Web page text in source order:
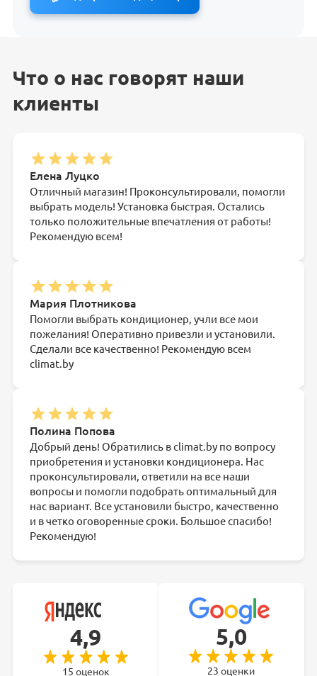
Что о нас говорят наши
клиенты
Елена Луцко
Отличный магазин! Проконсультировали, помогли
выбрать модель! Установка быстрая. Остались
только положительные впечатления от работы!
Рекомендую всем!
Мария Плотникова
Помогли выбрать кондиционер, учли все мои
пожелания! Оперативно привезли и установили.
Сделали все качественно! Рекомендую всем
climat.by
Полина Попова
Добрый день! Обратились в climat.by по вопросу
приобретения и установки кондиционера. Нас
проконсультировали, ответили на все наши
вопросы и помогли подобрать оптимальный для
нас вариант. Все установили быстро, качественно
и в четко оговоренные сроки. Большое спасибо!
Рекомендую!
4,9
15 оценок
5,0
23 оценки